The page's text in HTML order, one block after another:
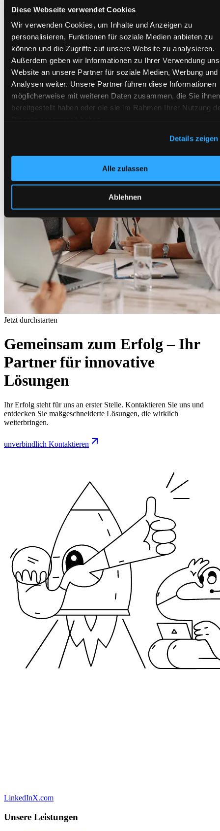
Diese Webseite verwendet Cookies
Wir verwenden Cookies, um Inhalte und Anzeigen zu
personalisieren, Funktionen für soziale Medien anbieten zu
können und die Zugriffe auf unsere Website zu analysieren.
Außerdem geben wir Informationen zu Ihrer Verwendung
Website an unsere Partner für soziale Medien, Werbung und
Analysen weiter. Unsere Partner führen diese Informationen
möglicherweise mit weiteren Daten zusammen, die Sie ihnen
bereitgestellt haben oder die sie im Rahmen Ihrer Nutzung
who may receive and
information.
Details zeigen
Alle zulassen
Ablehnen
hi@otoko-media.com
Jetzt durchstarten
Gemeinsam zum Erfolg – Ihr
Partner für innovative
Lösungen
Ihr Erfolg steht für uns an erster Stelle. Kontaktieren Sie uns und
entdecken Sie maßgeschneiderte Lösungen, die wirklich
weiterbringen.
unverbindlich Kontaktieren
LinkedInX.com
Unsere Leistungen